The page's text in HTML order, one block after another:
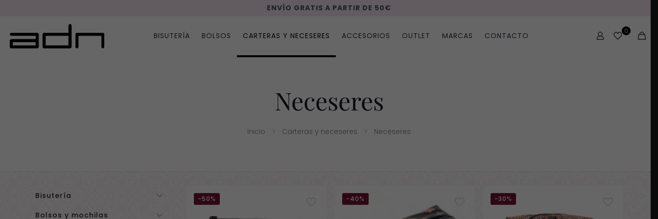
ENVÍO GRATIS A PARTIR DE 50€
BISUTERÍA BOLSOS CARTERAS Y NECESERES ACCESORIOS OUTLET MARCAS CONTACTO 0
Neceseres
Inicio Carteras y neceseres Neceseres
-50% -40% -30%
Bisutería
Bolsos y mochilas